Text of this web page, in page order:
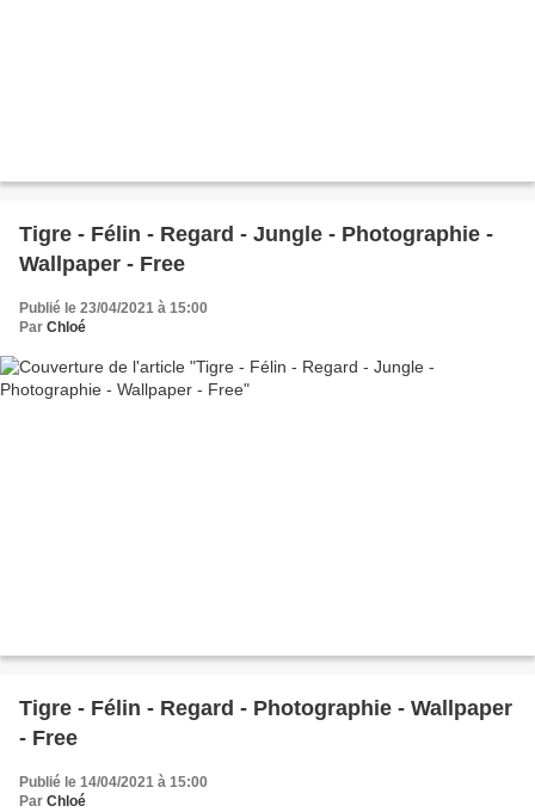
Tigre - Félin - Regard - Jungle - Photographie -
Wallpaper - Free
Publié le 23/04/2021 à 15:00
Par Chloé
Tigre - Félin - Regard - Photographie - Wallpaper
- Free
Publié le 14/04/2021 à 15:00
Par Chloé